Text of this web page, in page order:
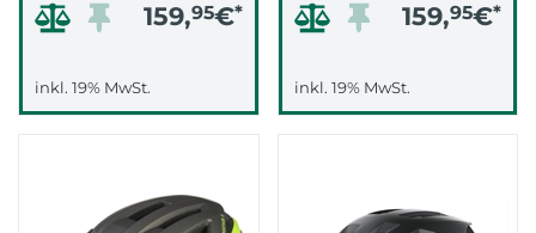
159,95€*
inkl. 19% MwSt.
159,95€*
inkl. 19% MwSt.